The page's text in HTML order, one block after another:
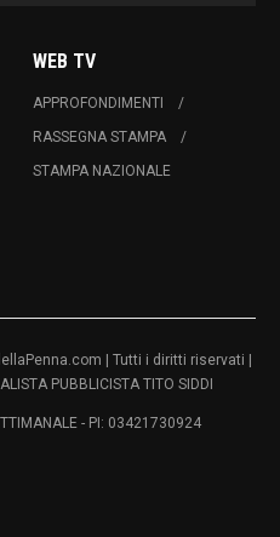
WEB TV
APPROFONDIMENTI
RASSEGNA STAMPA
STAMPA NAZIONALE
| Tutti i diritti riservati |
PUBBLICISTA TITO SIDDI
- PI: 03421730924